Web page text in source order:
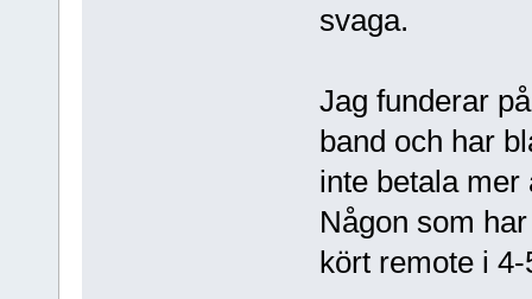
svaga.
Jag funderar
band och har
inte betala mer
Någon som
kört remote i